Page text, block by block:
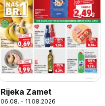
Rijeka Zamet
06.08. - 11.08.2026